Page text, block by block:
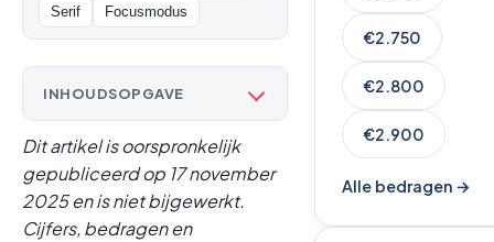
Serif
Focusmodus
INHOUDSOPGAVE
Dit artikel is oorspronkelijk
gepubliceerd op 17 november
2025 en is niet bijgewerkt.
Cijfers, bedragen en
€2.750
€2.800
€2.900
Alle bedragen →